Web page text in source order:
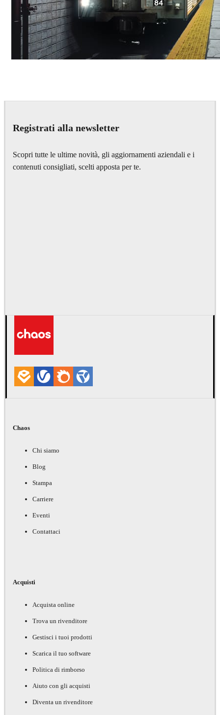
Registrati alla newsletter
Scopri tutte le ultime novità, gli aggiornamenti aziendali e i
contenuti consigliati, scelti apposta per te.
Chaos
Chi siamo
Blog
Stampa
Carriere
Eventi
Contattaci
Acquisti
Acquista online
Trova un rivenditore
Gestisci i tuoi prodotti
Scarica il tuo software
Politica di rimborso
Aiuto con gli acquisti
Diventa un rivenditore